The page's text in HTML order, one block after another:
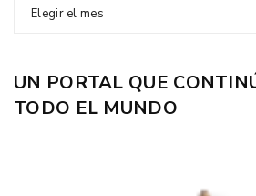
Elegir el mes
UN PORTAL QUE
TODO EL MUNDO